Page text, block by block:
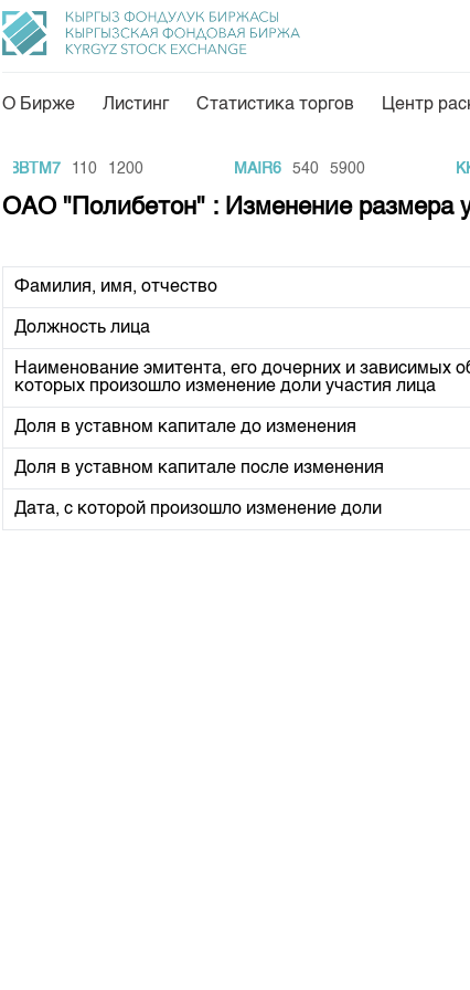
Общая информация
Руководство
Внутренний аудитор
Комитеты
Участники торгов
Наши партнеры
Cтратегия развития
Корпоративные документы
Товарно-
Тарифы
Аналитика
Финансовый
Пресс-клуб
О Бирже Листинг Статистика торгов Центр
110 1200 MAIR6 540 5900
ОАО "Полибетон" : Изменение размера
Фамилия, имя, отчество
Должность лица
Наименование эмитента, его дочерних и зависимых
которых произошло изменение доли участия лица
Доля в уставном капитале до изменения
Доля в уставном капитале после изменения
Дата, с которой произошло изменение доли